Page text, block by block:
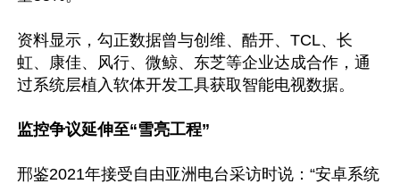
资料显示，勾正数据曾与创维、酷开、TCL、长
虹、康佳、风行、微鲸、东芝等企业达成合作，通
过系统层植入软体开发工具获取智能电视数据。
监控争议延伸至“雪亮工程”
邢鉴2021年接受自由亚洲电台采访时说：“安卓系统